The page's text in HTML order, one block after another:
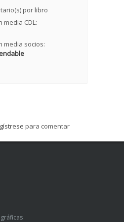
por libro
media CDL:
media socios:
para comentar